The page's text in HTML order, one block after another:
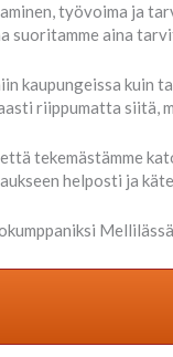
työvoima ja
suoritamme aina
kaupungeissa kuin
riippumatta siitä,
tekemästämme
helposti ja